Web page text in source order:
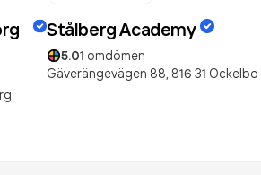
Stålberg Academy
5.01 omdömen
Gäverängevägen 88, 816 31 Ockelbo